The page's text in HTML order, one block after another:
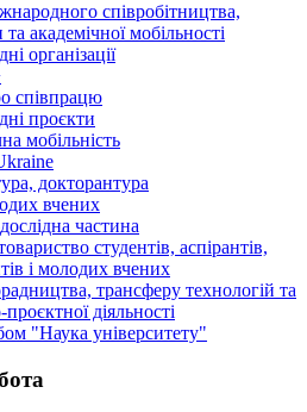
співробітництва,
академічної мобільності
організації
співпрацю
проєкти
мобільність
докторантура
вчених
частина
студентів, аспірантів,
і молодих вчених
трансферу технологій та
діяльності
"Наука університету"